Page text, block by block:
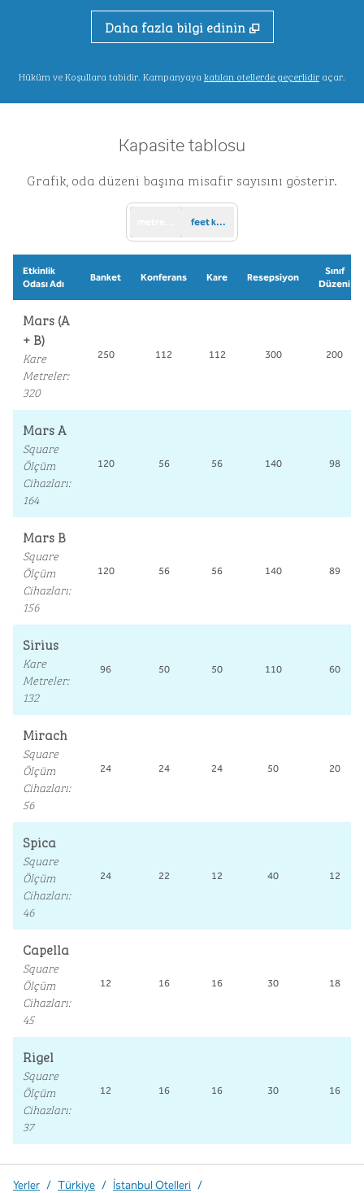
Daha fazla bilgi edinin
Hüküm ve Koşullara tabidir. Kampanyayakatılan otellerde geçerlidir, Dünya
açar.
Kapasite tablosu
Grafik, oda düzeni başına misafir sayısını gösterir.
feet kare
Etkinlik
Odası Adı
Banket Konferans Kare Resepsiyon
Sınıf
Düzeni
Mars (A
+ B)
Kare
Metreler:
320
250 112 112 300 200
Mars A
Square
Ölçüm
Cihazları:
164
120 56 56 140 98
Mars B
Square
Ölçüm
Cihazları:
156
120 56 56 140 89
Sirius
Kare
Metreler:
132
96 50 50 110 60
Mirach
Square
Ölçüm
Cihazları:
56
24 24 24 50 20
Spica
Square
Ölçüm
Cihazları:
46
24 22 12 40 12
Capella
Square
Ölçüm
Cihazları:
45
12 16 16 30 18
Rigel
Square
Ölçüm
Cihazları:
37
12 16 16 30 16
Yerler / Türkiye / İstanbul Otelleri /